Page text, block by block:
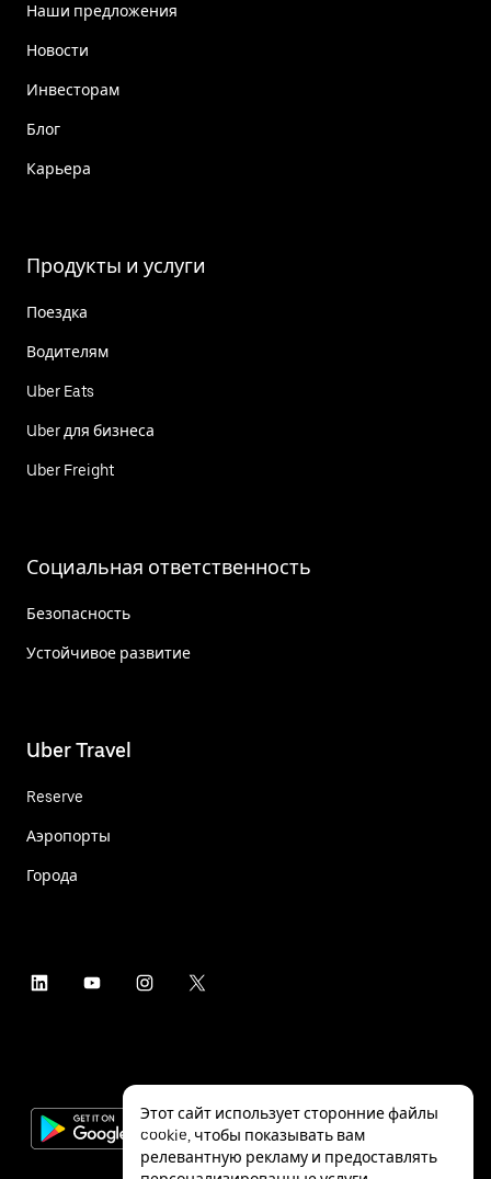
Наши предложения
Новости
Инвесторам
Блог
Карьера
Продукты и услуги
Поездка
Водителям
Uber Eats
Uber для бизнеса
Uber Freight
Социальная ответственность
Безопасность
Устойчивое развитие
Uber Travel
Reserve
Аэропорты
Города
Этот сайт использует сторонние файлы
cookie, чтобы показывать вам
релевантную рекламу и предоставлять